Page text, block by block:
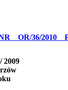
OR/36/2010
2009